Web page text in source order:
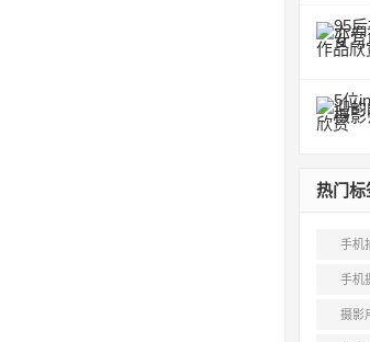
热门标
手机
手机
摄影